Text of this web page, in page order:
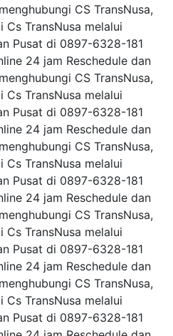
CS TransNusa,
TransNusa melalui
Pusat di 0897-6328-181
24 jam Reschedule dan
CS TransNusa,
TransNusa melalui
Pusat di 0897-6328-181
24 jam Reschedule dan
CS TransNusa,
TransNusa melalui
Pusat di 0897-6328-181
24 jam Reschedule dan
CS TransNusa,
TransNusa melalui
Pusat di 0897-6328-181
24 jam Reschedule dan
CS TransNusa,
TransNusa melalui
Pusat di 0897-6328-181